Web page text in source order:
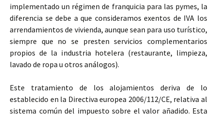
implementado un régimen de franquicia para las pymes, la
diferencia se debe a que consideramos exentos de IVA los
arrendamientos de vivienda, aunque sean para uso turístico,
siempre que no se presten servicios complementarios
propios de la industria hotelera (restaurante, limpieza,
lavado de ropa u otros análogos).
Este tratamiento de los alojamientos deriva de lo
establecido en la Directiva europea 2006/112/CE, relativa al
sistema común del impuesto sobre el valor añadido. Esta